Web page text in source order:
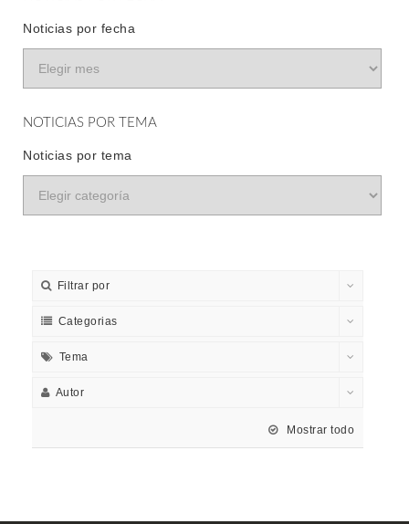
Noticias por fecha
NOTICIAS POR TEMA
Noticias por tema
Filtrar por
Categorias
Tema
Autor
Mostrar todo